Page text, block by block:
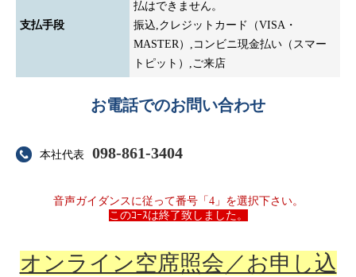
支払手段
払はできません。
振込,クレジットカード（VISA・
MASTER）,コンビニ現金払い（スマー
トピット）,ご来店
お電話でのお問い合わせ
本社代表 098-861-3404
音声ガイダンスに従って番号「4」を選択下さい。
このｺｰｽは終了致しました。
オンライン空席照会／お申し込